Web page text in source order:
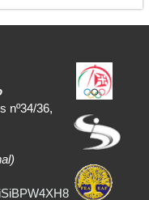
nº34/36,